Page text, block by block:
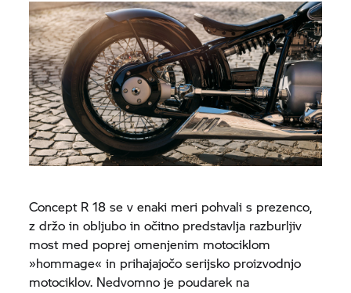
Concept R 18 se v enaki meri pohvali s prezenco,
z držo in obljubo in očitno predstavlja razburljiv
most med poprej omenjenim motociklom
»hommage« in prihajajočo serijsko proizvodnjo
motociklov. Nedvomno je poudarek na